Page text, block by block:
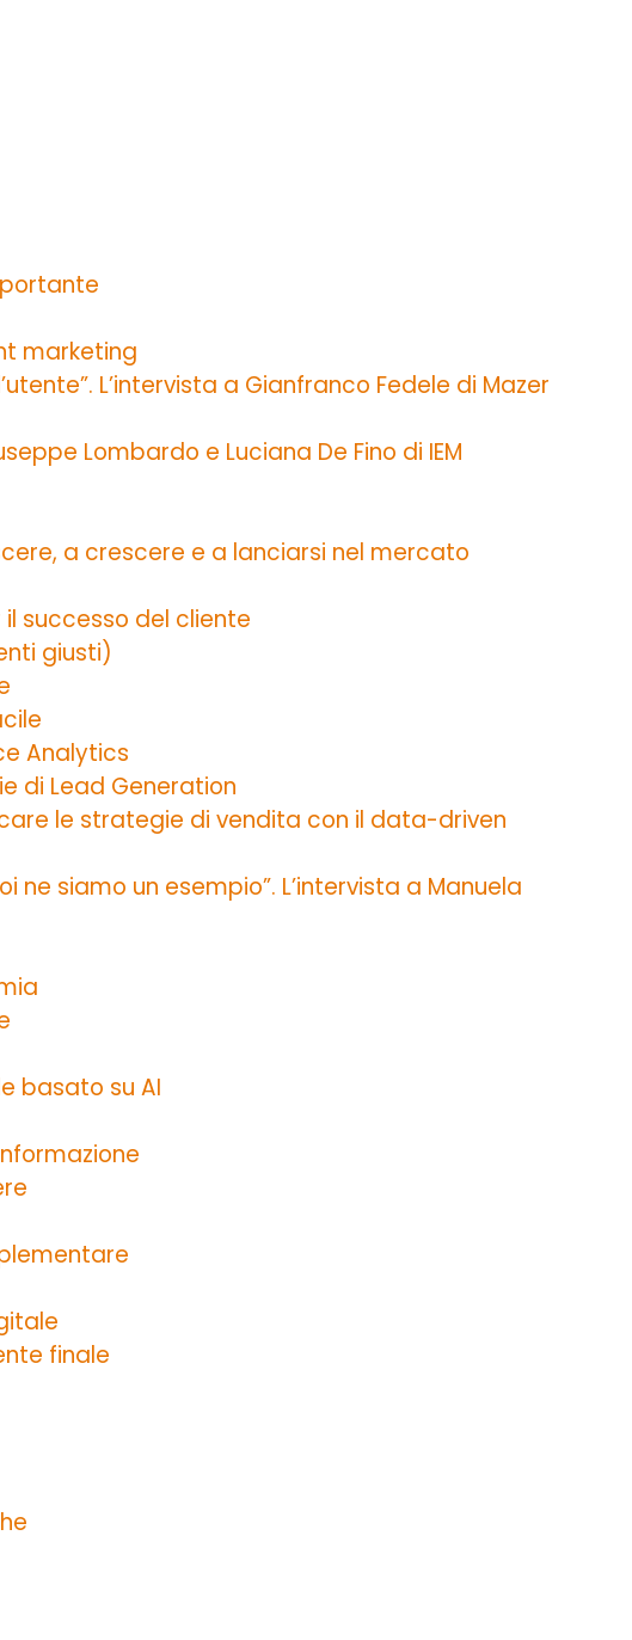
marketing
L’intervista a Gianfranco Fedele di Mazer
Lombardo e Luciana De Fino di IEM
a crescere e a lanciarsi nel mercato
successo del cliente
giusti)
Analytics
di Lead Generation
le strategie di vendita con il data-driven
siamo un esempio”. L’intervista a Manuela
basato su AI
finale